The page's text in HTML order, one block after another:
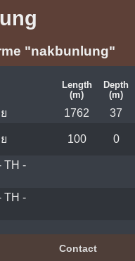
"nakbunlung"
Length
(m)
Depth
(m)
1762
37
100 0
-
-
Contact